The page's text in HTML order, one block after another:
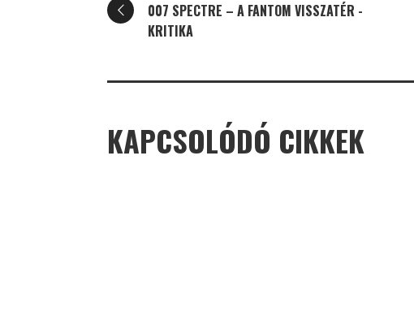
007 SPECTRE – A FANTOM VISSZATÉR -
KRITIKA
KAPCSOLÓDÓ CIKKEK